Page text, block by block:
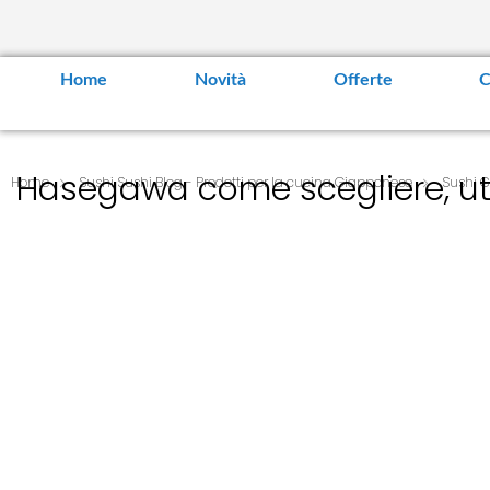
Home Novità Offerte
Home Sushi Sushi Blog - Prodotti per la cucina Giapponese Sushi
Hasegawa come scegliere,